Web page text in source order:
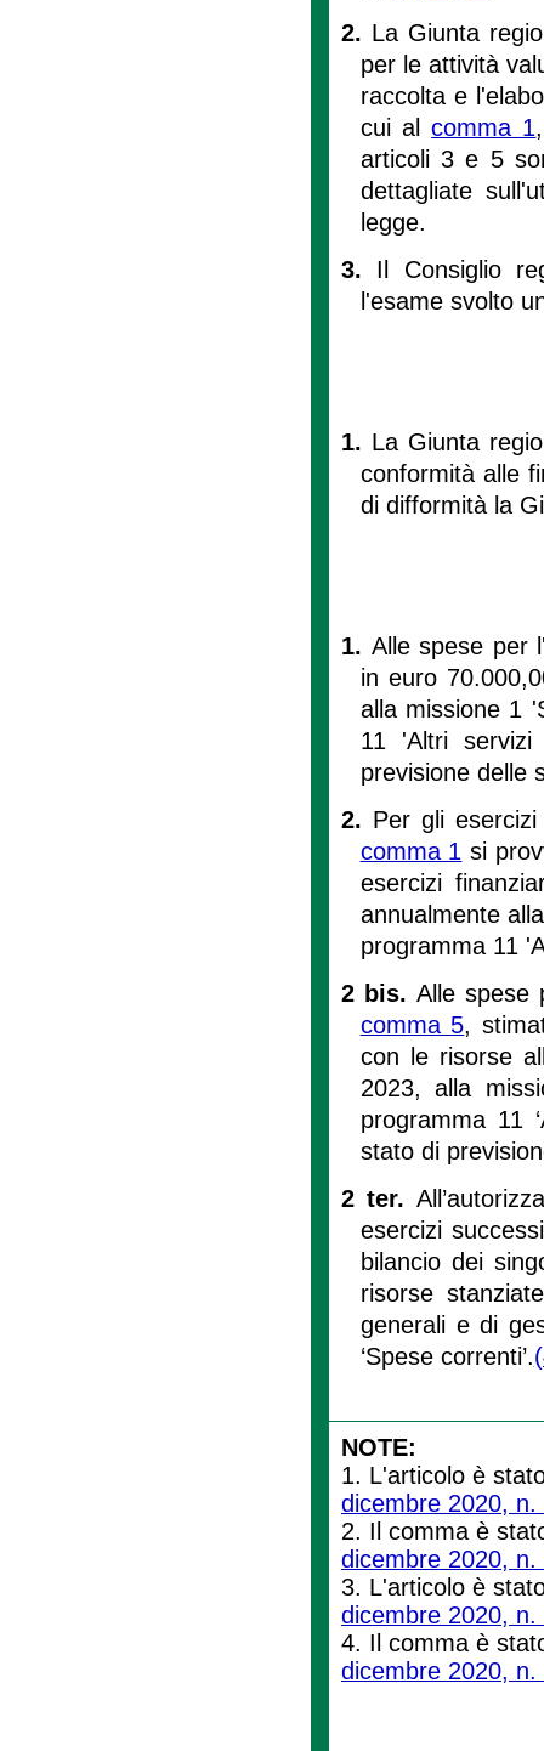
2. La Giunta
per le attività
raccolta e
cui alcomma 1
articoli 3 e 5
dettagliate
legge.
3. Il Consiglio
l'esame svolto
1. La Giunta
conformità alle
di difformità la
1. Alle spese per
in euro
alla missione 1
11 'Altri
previsione delle
2. Per gli
comma 1 si
esercizi
annualmente
programma 11
2 bis. Alle spese
comma 5,
con le risorse
2023, alla
programma 11
stato di
2 ter.
esercizi
bilancio dei
risorse
generali e di
‘Spese correnti’.
NOTE:
1. L'articolo è
dicembre 2020, n.
2. Il comma è
dicembre 2020, n.
3. L'articolo è
dicembre 2020, n.
4. Il comma è
dicembre 2020, n.